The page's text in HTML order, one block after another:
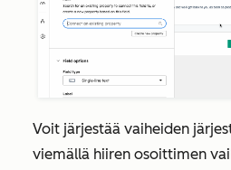
Voit järjestää vaiheiden
viemällä hiiren osoittimen